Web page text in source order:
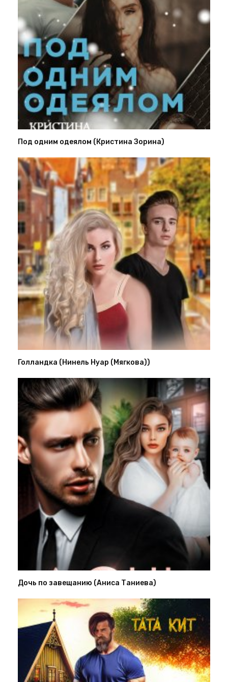
Под одним одеялом (Кристина Зорина)
Голландка (Нинель Нуар (Мягкова))
Дочь по завещанию (Аниса Таниева)